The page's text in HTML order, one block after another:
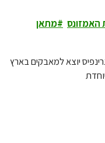
האמזונס מתאן
יוצא למאבקים בארץ